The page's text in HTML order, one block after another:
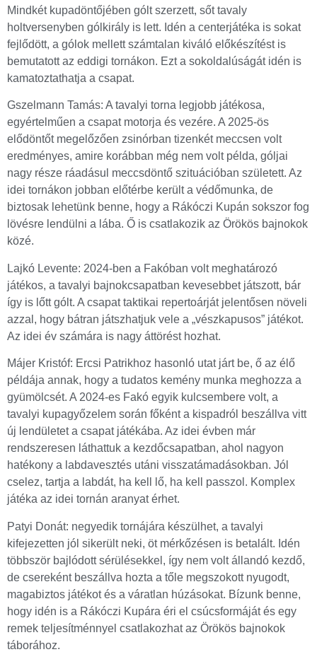
Mindkét kupadöntőjében gólt szerzett, sőt tavaly
holtversenyben gólkirály is lett. Idén a centerjátéka is sokat
fejlődött, a gólok mellett számtalan kiváló előkészítést is
bemutatott az eddigi tornákon. Ezt a sokoldalúságát idén is
kamatoztathatja a csapat.
Gszelmann Tamás: A tavalyi torna legjobb játékosa,
egyértelműen a csapat motorja és vezére. A 2025-ös
elődöntőt megelőzően zsinórban tizenkét meccsen volt
eredményes, amire korábban még nem volt példa, góljai
nagy része ráadásul meccsdöntő szituációban született. Az
idei tornákon jobban előtérbe került a védőmunka, de
biztosak lehetünk benne, hogy a Rákóczi Kupán sokszor fog
lövésre lendülni a lába. Ő is csatlakozik az Örökös bajnokok
közé.
Lajkó Levente: 2024-ben a Fakóban volt meghatározó
játékos, a tavalyi bajnokcsapatban kevesebbet játszott, bár
így is lőtt gólt. A csapat taktikai repertoárját jelentősen növeli
azzal, hogy bátran játszhatjuk vele a „vészkapusos” játékot.
Az idei év számára is nagy áttörést hozhat.
Májer Kristóf: Ercsi Patrikhoz hasonló utat járt be, ő az élő
példája annak, hogy a tudatos kemény munka meghozza a
gyümölcsét. A 2024-es Fakó egyik kulcsembere volt, a
tavalyi kupagyőzelem során főként a kispadról beszállva vitt
új lendületet a csapat játékába. Az idei évben már
rendszeresen láthattuk a kezdőcsapatban, ahol nagyon
hatékony a labdavesztés utáni visszatámadásokban. Jól
cselez, tartja a labdát, ha kell lő, ha kell passzol. Komplex
játéka az idei tornán aranyat érhet.
Patyi Donát: negyedik tornájára készülhet, a tavalyi
kifejezetten jól sikerült neki, öt mérkőzésen is betalált. Idén
többször bajlódott sérülésekkel, így nem volt állandó kezdő,
de csereként beszállva hozta a tőle megszokott nyugodt,
magabiztos játékot és a váratlan húzásokat. Bízunk benne,
hogy idén is a Rákóczi Kupára éri el csúcsformáját és egy
remek teljesítménnyel csatlakozhat az Örökös bajnokok
táborához.